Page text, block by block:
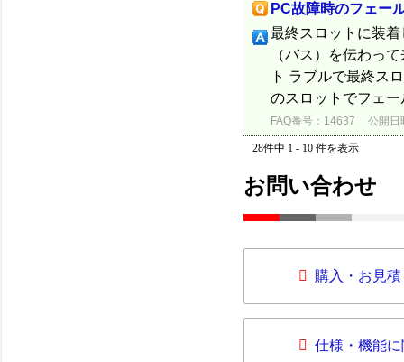
PC故障時のフェー
最終スロットに装
（バス）を伝わっ
ト ラブルで最終ス
のスロットでフェ
FAQ番号：14637 公開日
28件中 1 - 10 件を表示
お問い合わせ
購入・お見
仕様・機能